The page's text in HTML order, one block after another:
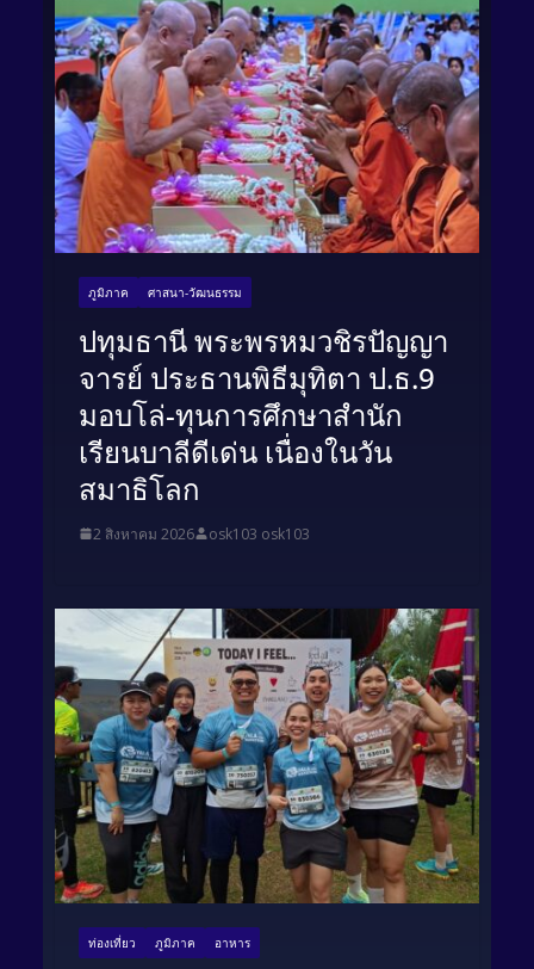
ภูมิภาค ศาสนา-วัฒนธรรม
ปทุมธานี พระพรหมวชิรปัญญา
จารย์ ประธานพิธีมุทิตา ป.ธ.9
มอบโล่-ทุนการศึกษาสำนัก
เรียนบาลีดีเด่น เนื่องในวัน
สมาธิโลก
2 สิงหาคม 2026 osk103 osk103
ท่องเที่ยว ภูมิภาค อาหาร